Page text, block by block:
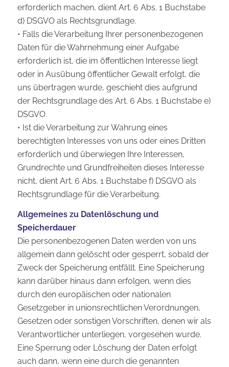
erforderlich machen, dient Art. 6 Abs. 1 Buchstabe
d) DSGVO als Rechtsgrundlage.
• Falls die Verarbeitung Ihrer personenbezogenen
Daten für die Wahrnehmung einer Aufgabe
erforderlich ist, die im öffentlichen Interesse liegt
oder in Ausübung öffentlicher Gewalt erfolgt, die
uns übertragen wurde, geschieht dies aufgrund
der Rechtsgrundlage des Art. 6 Abs. 1 Buchstabe e)
DSGVO.
• Ist die Verarbeitung zur Wahrung eines
berechtigten Interesses von uns oder eines Dritten
erforderlich und überwiegen Ihre Interessen,
Grundrechte und Grundfreiheiten dieses Interesse
nicht, dient Art. 6 Abs. 1 Buchstabe f) DSGVO als
Rechtsgrundlage für die Verarbeitung.
Allgemeines zu Datenlöschung und
Speicherdauer
Die personenbezogenen Daten werden von uns
allgemein dann gelöscht oder gesperrt, sobald der
Zweck der Speicherung entfällt. Eine Speicherung
kann darüber hinaus dann erfolgen, wenn dies
durch den europäischen oder nationalen
Gesetzgeber in unionsrechtlichen Verordnungen,
Gesetzen oder sonstigen Vorschriften, denen wir als
Verantwortlicher unterliegen, vorgesehen wurde.
Eine Sperrung oder Löschung der Daten erfolgt
auch dann, wenn eine durch die genannten